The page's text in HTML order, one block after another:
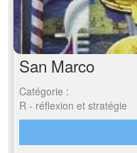
San Marco
Catégorie :
R - réflexion et stratégie